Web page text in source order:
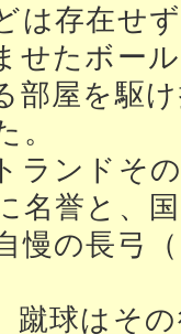
は存在せ
せたボー
部屋を駆
。
ランドそ
名誉と、
慢の長弓
蹴球はそ